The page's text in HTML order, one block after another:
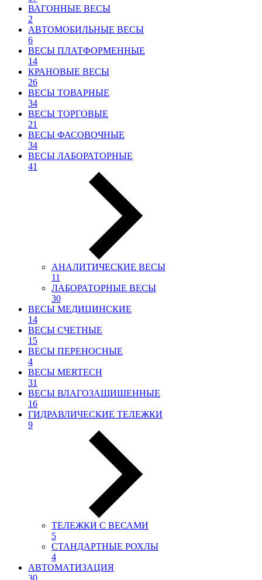
ВАГОННЫЕ ВЕСЫ
2
АВТОМОБИЛЬНЫЕ ВЕСЫ
6
ВЕСЫ ПЛАТФОРМЕННЫЕ
14
КРАНОВЫЕ ВЕСЫ
26
ВЕСЫ ТОВАРНЫЕ
34
ВЕСЫ ТОРГОВЫЕ
21
ВЕСЫ ФАСОВОЧНЫЕ
34
ВЕСЫ ЛАБОРАТОРНЫЕ
41
АНАЛИТИЧЕСКИЕ ВЕСЫ
11
ЛАБОРАТОРНЫЕ ВЕСЫ
30
ВЕСЫ МЕДИЦИНСКИЕ
14
ВЕСЫ СЧЕТНЫЕ
15
ВЕСЫ ПЕРЕНОСНЫЕ
4
ВЕСЫ MERTECH
31
ВЕСЫ ВЛАГОЗАЩИШЕННЫЕ
16
ГИДРАВЛИЧЕСКИЕ ТЕЛЕЖКИ
9
ТЕЛЕЖКИ С ВЕСАМИ
5
СТАНДАРТНЫЕ РОХЛЫ
4
АВТОМАТИЗАЦИЯ
30